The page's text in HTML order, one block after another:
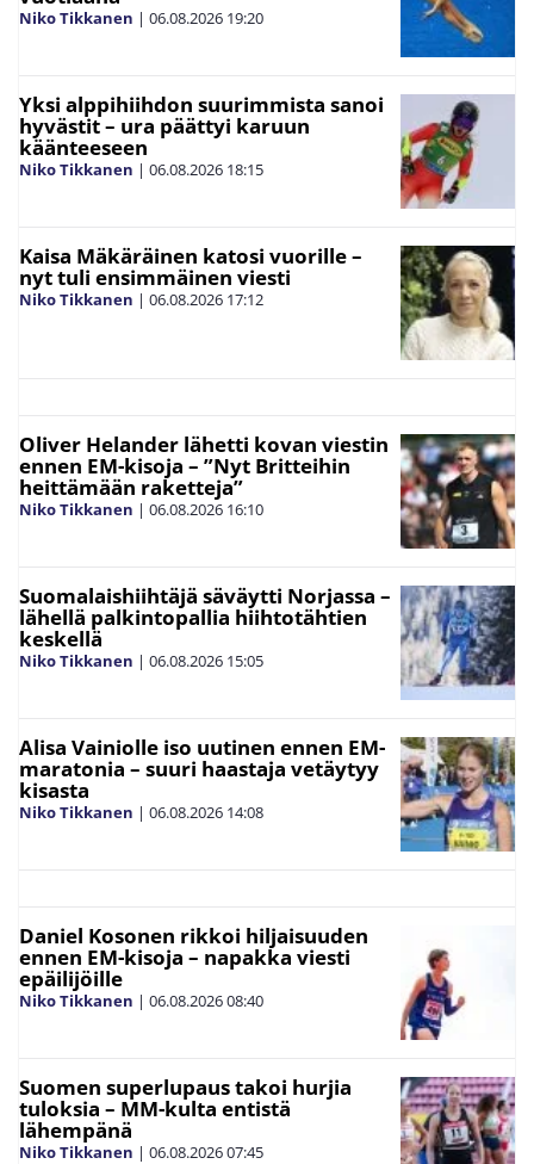
Niko Tikkanen | 06.08.2026 19:20
Yksi alppihiihdon suurimmista sanoi
hyvästit – ura päättyi karuun
käänteeseen
Niko Tikkanen | 06.08.2026 18:15
Kaisa Mäkäräinen katosi vuorille –
nyt tuli ensimmäinen viesti
Niko Tikkanen | 06.08.2026 17:12
Oliver Helander lähetti kovan viestin
ennen EM-kisoja – ”Nyt Britteihin
heittämään raketteja”
Niko Tikkanen | 06.08.2026 16:10
Suomalaishiihtäjä säväytti Norjassa –
lähellä palkintopallia hiihtotähtien
keskellä
Niko Tikkanen | 06.08.2026 15:05
Alisa Vainiolle iso uutinen ennen EM-
maratonia – suuri haastaja vetäytyy
kisasta
Niko Tikkanen | 06.08.2026 14:08
Daniel Kosonen rikkoi hiljaisuuden
ennen EM-kisoja – napakka viesti
epäilijöille
Niko Tikkanen | 06.08.202608:40
Suomen superlupaus takoi hurjia
tuloksia – MM-kulta entistä
lähempänä
Niko Tikkanen | 06.08.202607:45